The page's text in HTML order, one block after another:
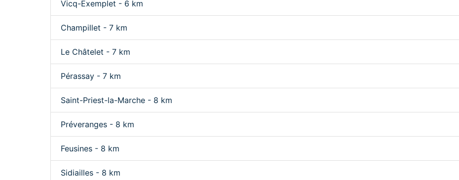
Vicq-Exemplet - 6 km
Champillet - 7 km
Le Châtelet - 7 km
Pérassay - 7 km
Saint-Priest-la-Marche - 8 km
Préveranges - 8 km
Feusines - 8 km
Sidiailles - 8 km